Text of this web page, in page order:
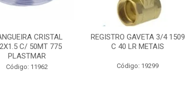
CRISTAL
C/ 50MT 775
PLASTMAR
Código: 11962
REGISTRO GAVETA 3/4 1509
C 40 LR METAIS
Código: 19299